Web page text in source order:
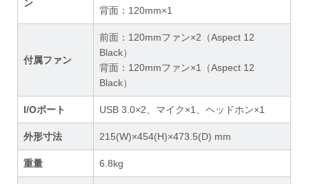
ン
背面：120mm×1
付属ファン
前面：120mmファン×2（Aspect 12
Black）
背面：120mmファン×1（Aspect 12
Black）
I/Oポート USB 3.0×2、マイク×1、ヘッドホン×1
外形寸法 215(W)×454(H)×473.5(D) mm
重量 6.8kg